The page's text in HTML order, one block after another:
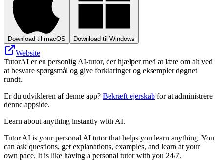
Download til macOS Download til Windows
Website
TutorAI er en personlig AI-tutor, der hjælper med at lære om alt ved
at besvare spørgsmål og give forklaringer og eksempler døgnet
rundt.
Er du udvikleren af denne app? Bekræft ejerskab for at administrere
denne appside.
Learn about anything instantly with AI.
Tutor AI is your personal AI tutor that helps you learn anything. You
can ask questions, get explanations, examples, and learn at your
own pace. It is like having a personal tutor with you 24/7.